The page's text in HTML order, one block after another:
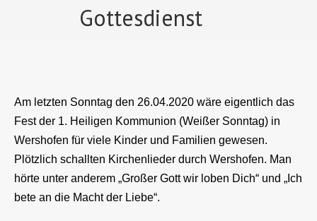
Gottesdienst
Am letzten Sonntag den 26.04.2020 wäre eigentlich das
Fest der 1. Heiligen Kommunion (Weißer Sonntag) in
Wershofen für viele Kinder und Familien gewesen.
Plötzlich schallten Kirchenlieder durch Wershofen. Man
hörte unter anderem „Großer Gott wir loben Dich“ und „Ich
bete an die Macht der Liebe“.